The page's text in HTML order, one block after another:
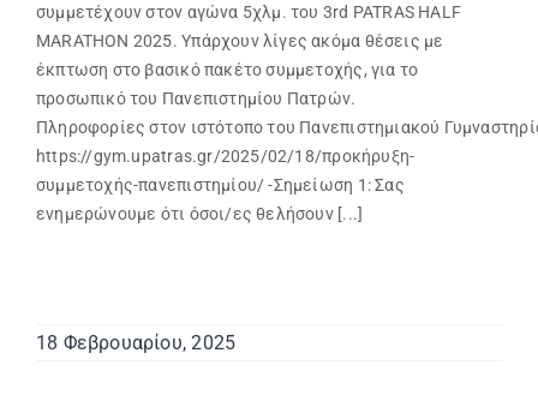
συμμετέχουν στον αγώνα 5χλμ. του 3rd PATRAS HALF
MARATHON 2025. Υπάρχουν λίγες ακόμα θέσεις με
έκπτωση στο βασικό πακέτο συμμετοχής, για το
προσωπικό του Πανεπιστημίου Πατρών.
Πληροφορίες στον ιστότοπο του Πανεπιστημιακού
https://gym.upatras.gr/2025/02/18/προκήρυξη-
συμμετοχής-πανεπιστημίου/ -Σημείωση 1: Σας
ενημερώνουμε ότι όσοι/ες θελήσουν [...]
18 Φεβρουαρίου, 2025